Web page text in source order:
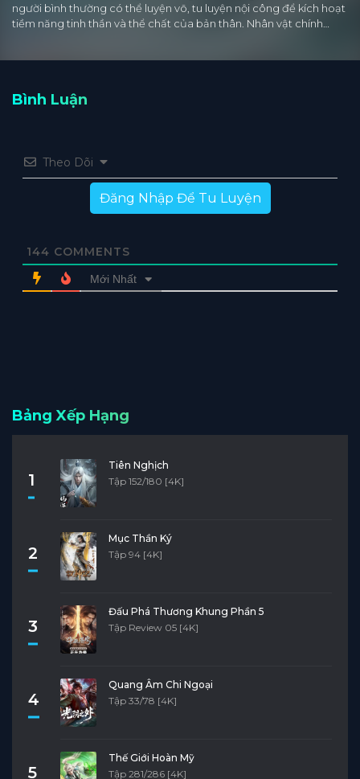
người bình thường có thể luyện võ, tu luyện nội công để kích hoạt
tiềm năng tinh thần và thể chất của bản thân. Nhân vật chính…
Bình Luận
Theo Dõi
Đăng Nhập Để Tu Luyện
144 COMMENTS
Mới Nhất
Bảng Xếp Hạng
1
Tiên Nghịch
Tập 152/180 [4K]
2
Mục Thần Ký
Tập 94 [4K]
3
Đấu Phá Thương Khung Phần 5
Tập Review 05 [4K]
4
Quang Âm Chi Ngoại
Tập 33/78 [4K]
5
Thế Giới Hoàn Mỹ
Tập 281/286 [4K]